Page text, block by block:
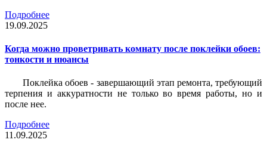
Подробнее
19.09.2025
Когда можно проветривать комнату после поклейки обоев:
тонкости и нюансы
Поклейка обоев - завершающий этап ремонта, требующий
терпения и аккуратности не только во время работы, но и
после нее.
Подробнее
11.09.2025